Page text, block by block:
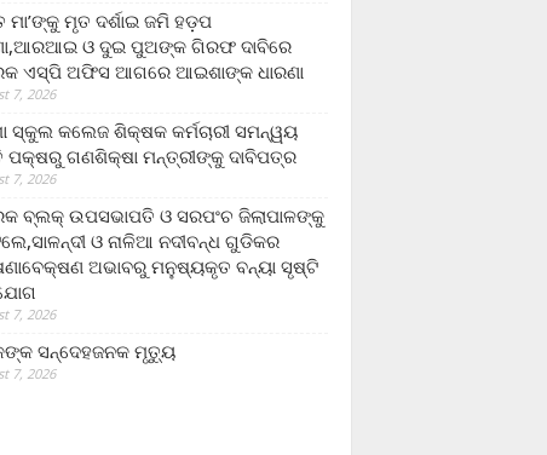
ମା’ଙ୍କୁ ମୃତ ଦର୍ଶାଇ ଜମି ହଡ଼ପ
ଓ ଦୁଇ ପୁଅଙ୍କ ଗିରଫ ଦାବିରେ
ଏସ୍‌ପି ଅଫିସ ଆଗରେ ଆଇଶାଙ୍କ ଧାରଣା
7, 2026
ସ୍କୁଲ କଲେଜ ଶିକ୍ଷକ କର୍ମଚାରୀ ସମନ୍ୱୟ
ପକ୍ଷରୁ ଗଣଶିକ୍ଷା ମନ୍ତ୍ରୀଙ୍କୁ ଦାବିପତ୍ର
7, 2026
ବ୍ଲକ୍ ଉପସଭାପତି ଓ ସରପଂଚ ଜିଲାପାଳଙ୍କୁ
ଓ ନାଳିଆ ନଦୀବନ୍ଧ ଗୁଡିକର
ଅଭାବରୁ ମନୁଷ୍ୟକୃତ ବନ୍ୟା ସୃଷ୍ଟି
7, 2026
ସନ୍ଦେହଜନକ ମୃତ୍ୟୁ
7, 2026